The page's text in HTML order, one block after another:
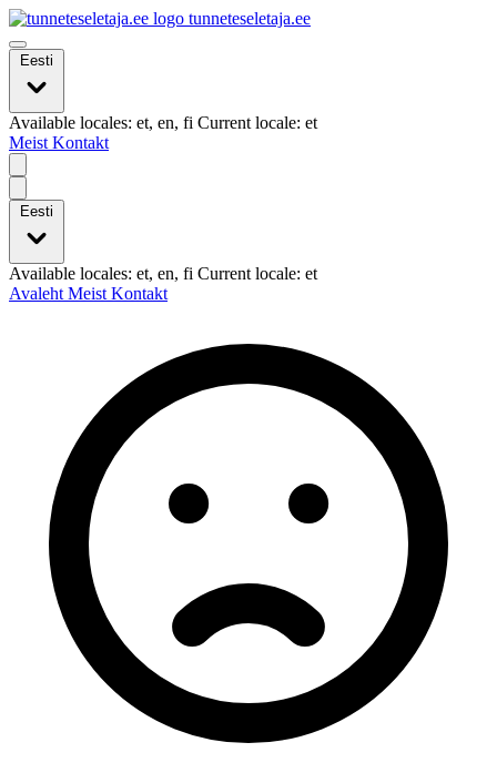
tunneteseletaja.ee
Eesti
Available locales: et, en, fi Current locale: et
Meist Kontakt
Eesti
Available locales: et, en, fi Current locale: et
Avaleht Meist Kontakt